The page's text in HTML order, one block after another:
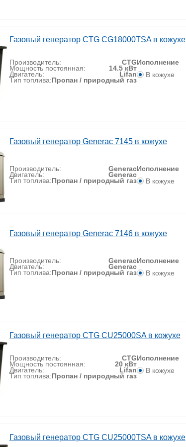
Газовый генератор CTG CG18000TSA в кожухе
Производитель: CTG
Мощность постоянная: 14.5 кВт
Двигатель: Lifan
Тип топлива:Пропан / природный газ
Исполнение
В кожухе
Газовый генератор Generac 7145 в кожухе
Производитель: Generac
Двигатель: Generac
Тип топлива:Пропан / природный газ
Исполнение
В кожухе
Газовый генератор Generac 7146 в кожухе
Производитель: Generac
Двигатель: Generac
Тип топлива:Пропан / природный газ
Исполнение
В кожухе
Газовый генератор CTG CU25000SA в кожухе
Производитель: CTG
Мощность постоянная: 20 кВт
Двигатель: Lifan
Тип топлива:Пропан / природный газ
Исполнение
В кожухе
Газовый генератор CTG CU25000TSA в кожухе